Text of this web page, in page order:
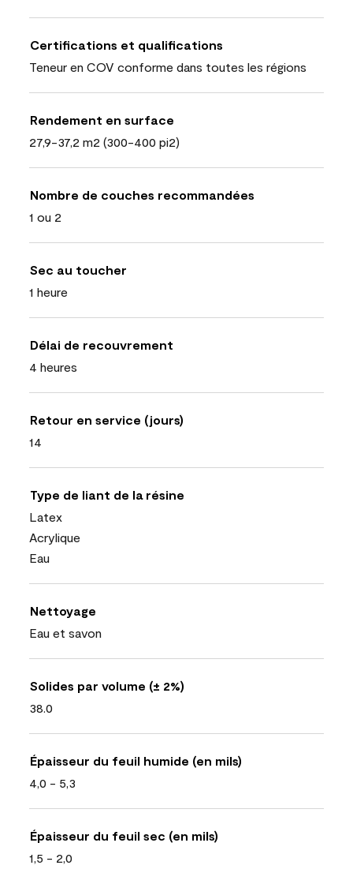
Certifications et qualifications
Teneur en COV conforme dans toutes les régions
Rendement en surface
27,9-37,2 m2 (300-400 pi2)
Nombre de couches recommandées
1 ou 2
Sec au toucher
1 heure
Délai de recouvrement
4 heures
Retour en service (jours)
14
Type de liant de la résine
Latex
Acrylique
Eau
Nettoyage
Eau et savon
Solides par volume (± 2%)
38.0
Épaisseur du feuil humide (en mils)
4,0 - 5,3
Épaisseur du feuil sec (en mils)
1,5 - 2,0